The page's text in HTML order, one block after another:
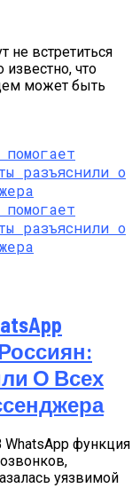
встретиться
что
может быть
О Всех
функция
уязвимой